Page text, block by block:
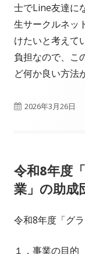
士でLine友達に
生サークルネッ
けたいと考えて
負担なので、こ
ど何か良い方法
公
2026年3月26日
令和8年度
業」の助成
令和8年度「グ
１．事業の目的